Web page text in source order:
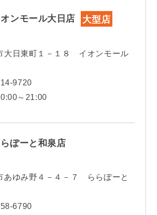
ンモール大日店 大型店
大日東町１－１８ イオンモール
9720
～21:00
ぽーと和泉店
あゆみ野４－４－７ ららぽーと
6790